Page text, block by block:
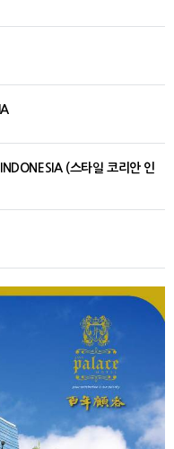
(스타일 코리안 인